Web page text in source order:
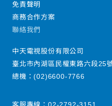
免責聲明
商務合作方案
聯絡我們
中天電視股份有限公司
臺北市內湖區民權東路六段25
總機：(02)6600-7766